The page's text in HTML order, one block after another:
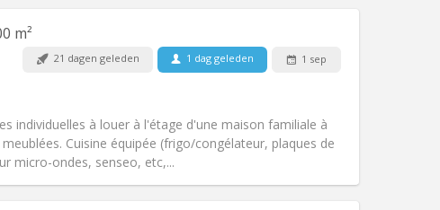
m²
21 dagen geleden 1 dag geleden 1 sep
individuelles à louer à l'étage d'une maison familiale à
Cuisine équipée (frigo/congélateur, plaques de
micro-ondes, senseo, etc,...
Andere
Sfeer: Ernstig, rustig
Huisdieren:Nee